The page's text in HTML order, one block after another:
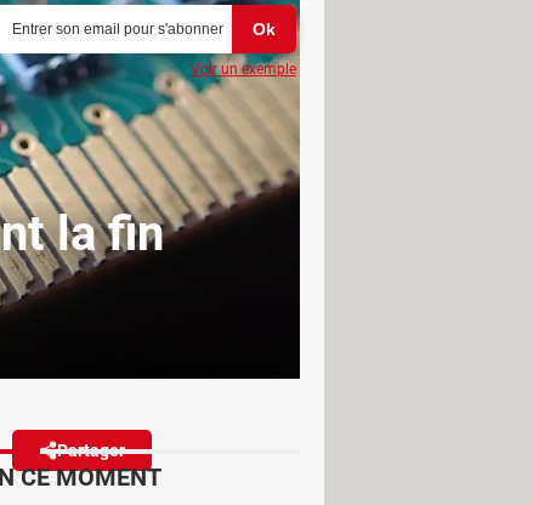
la fin
Partager
Voir un exemple
CE MOMENT